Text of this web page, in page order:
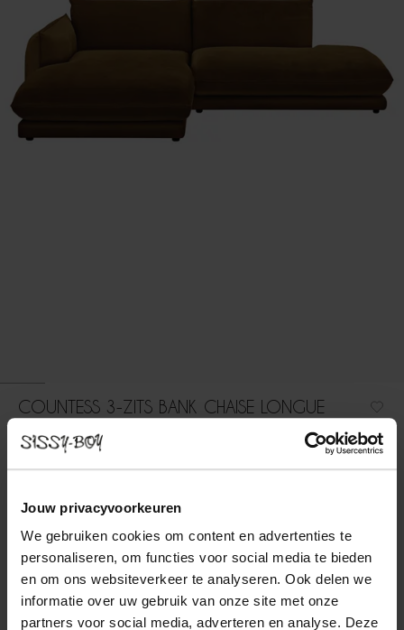
Jouw privacyvoorkeuren
We gebruiken cookies om content en advertenties te
personaliseren, om functies voor social media te bieden
en om ons websiteverkeer te analyseren. Ook delen we
informatie over uw gebruik van onze site met onze
partners voor social media, adverteren en analyse. Deze
COUNTESS 3-ZITS BANK CHAISE LONGUE
LINKS OTTO LONGUE RECHTS ROYAL ARMY
1999.00
3-zits bank chaise longue links otto longue rechts uit de
modulaire onderdelen, zodat je de bank precies kunt
samenstellen naar jouw wensen en de ruimte die je hebt. Door
de...Lees meer
1 Model:3 zits chaise longue... (1x) + opties